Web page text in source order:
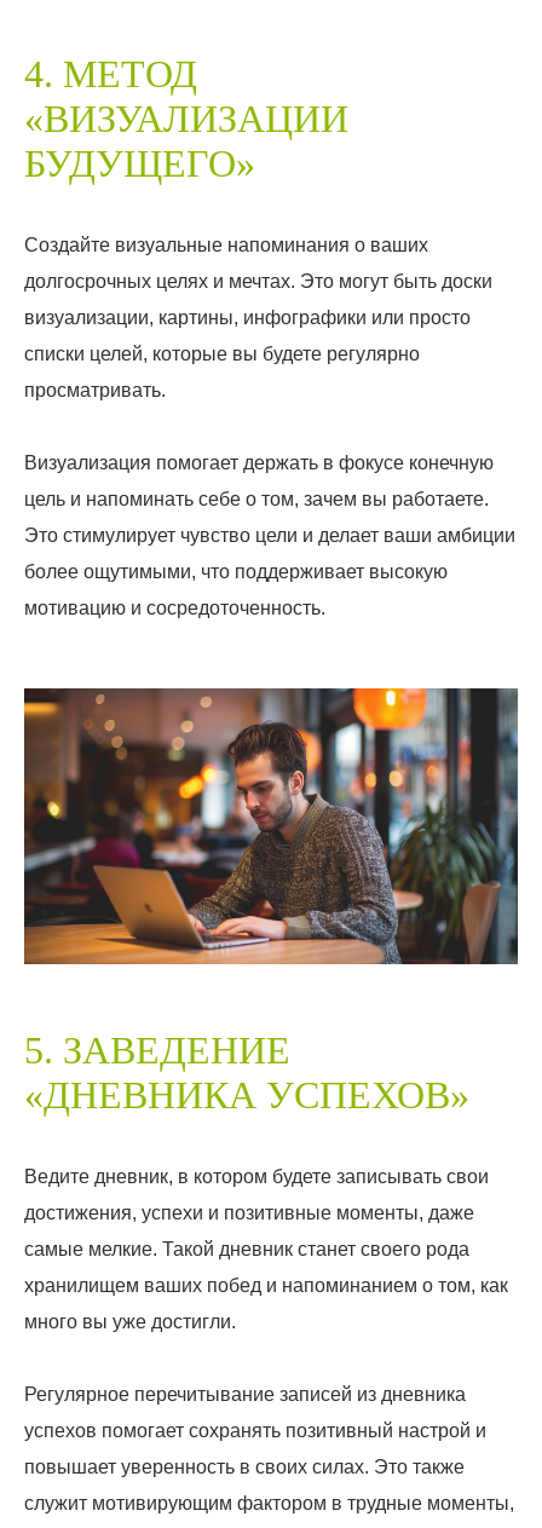
4. МЕТОД
«ВИЗУАЛИЗАЦИИ
БУДУЩЕГО»
Создайте визуальные напоминания о ваших
долгосрочных целях и мечтах. Это могут быть доски
визуализации, картины, инфографики или просто
списки целей, которые вы будете регулярно
просматривать.
Визуализация помогает держать в фокусе конечную
цель и напоминать себе о том, зачем вы работаете.
Это стимулирует чувство цели и делает ваши амбиции
более ощутимыми, что поддерживает высокую
мотивацию и сосредоточенность.
5. ЗАВЕДЕНИЕ
«ДНЕВНИКА УСПЕХОВ»
Ведите дневник, в котором будете записывать свои
достижения, успехи и позитивные моменты, даже
самые мелкие. Такой дневник станет своего рода
хранилищем ваших побед и напоминанием о том, как
много вы уже достигли.
Регулярное перечитывание записей из дневника
успехов помогает сохранять позитивный настрой и
повышает уверенность в своих силах. Это также
служит мотивирующим фактором в трудные моменты,